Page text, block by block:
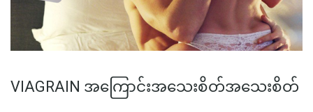
VIAGRAIN အကြောင်းအသေးစိတ်အသေးစိတ်